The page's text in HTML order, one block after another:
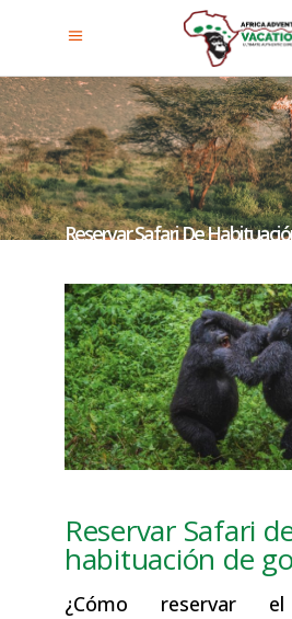
Reservar Safari De
De Gorilas
Reservar Safari
habituación de
¿Cómo reservar